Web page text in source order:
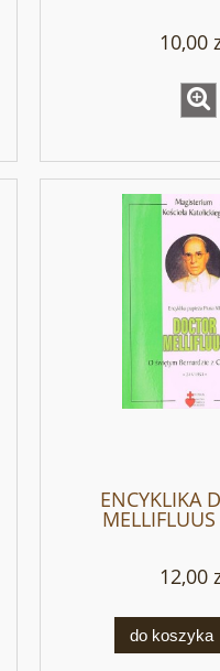
10,00
ENCYKLIKA
12,00
do koszyka